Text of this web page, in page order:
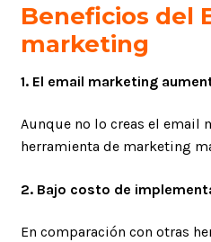
Beneficios del
marketing
1. El email marketing
Aunque no lo creas el email
herramienta de marketing
2. Bajo costo de
En comparación con otras